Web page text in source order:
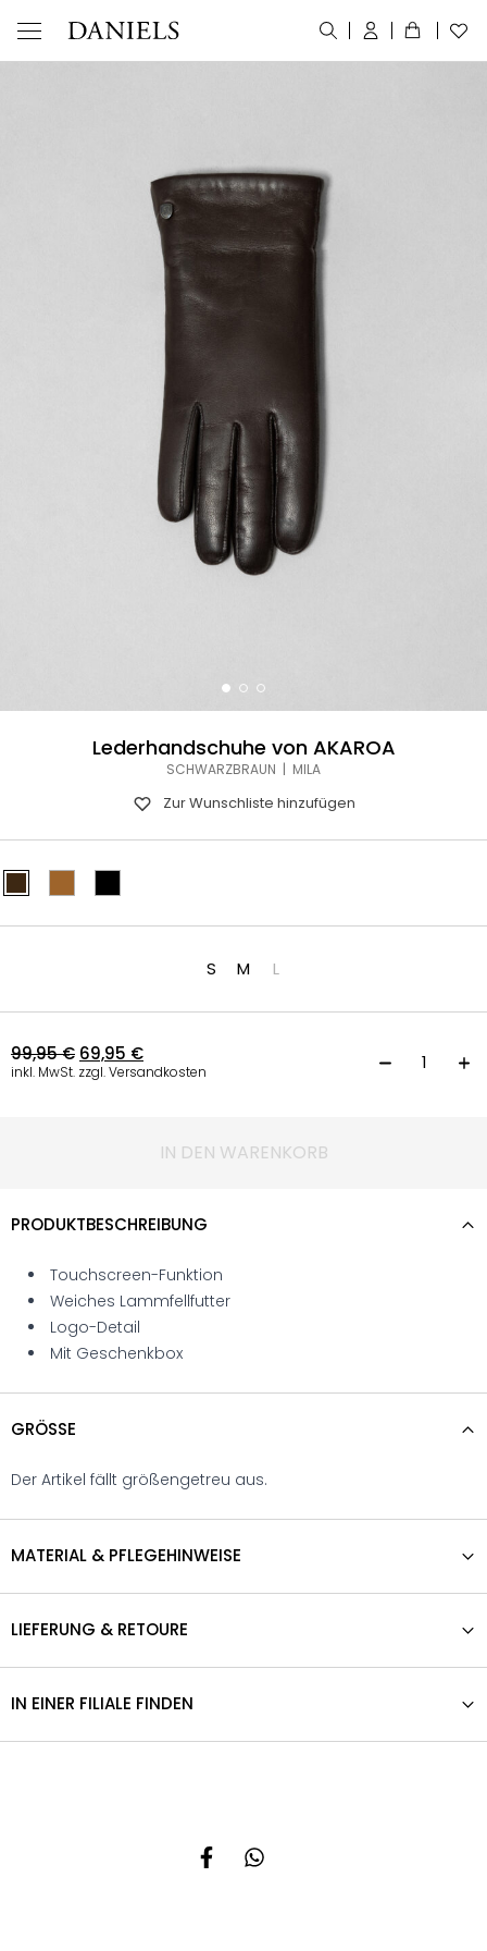
Lederhandschuhe von AKAROA
SCHWARZBRAUN | MILA
Zur Wunschliste hinzufügen
S M L
99,95€ 69,95 €
inkl. MwSt. zzgl. Versandkosten
IN DEN WARENKORB
PRODUKTBESCHREIBUNG
Touchscreen-Funktion
Weiches Lammfellfutter
Logo-Detail
Mit Geschenkbox
GRÖSSE
Der Artikel fällt größengetreu aus.
MATERIAL & PFLEGEHINWEISE
LIEFERUNG & RETOURE
IN EINER FILIALE FINDEN